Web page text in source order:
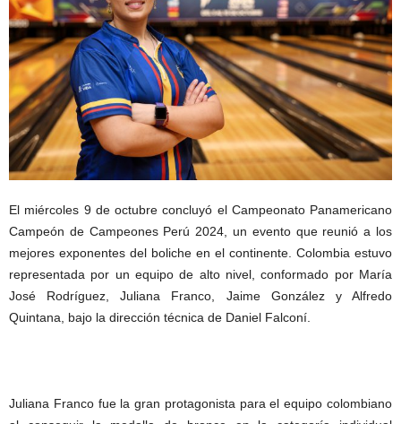
El miércoles 9 de octubre concluyó el Campeonato Panamericano
Campeón de Campeones Perú 2024, un evento que reunió a los
mejores exponentes del boliche en el continente. Colombia estuvo
representada por un equipo de alto nivel, conformado por María
José Rodríguez, Juliana Franco, Jaime González y Alfredo
Quintana, bajo la dirección técnica de Daniel Falconí.
Juliana Franco fue la gran protagonista para el equipo colombiano